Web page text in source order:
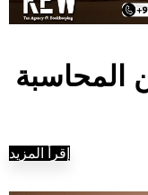
المحاسبة
إقرأ المزيد